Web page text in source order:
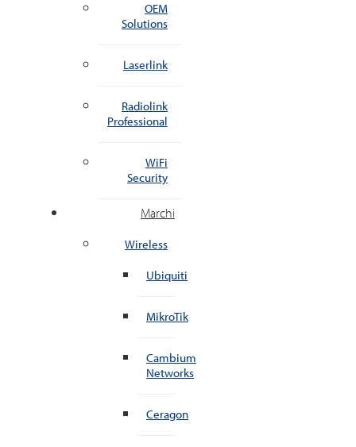
OEM
Solutions
Laserlink
Radiolink
Professional
WiFi
Security
Marchi
Wireless
Ubiquiti
MikroTik
Cambium
Networks
Ceragon